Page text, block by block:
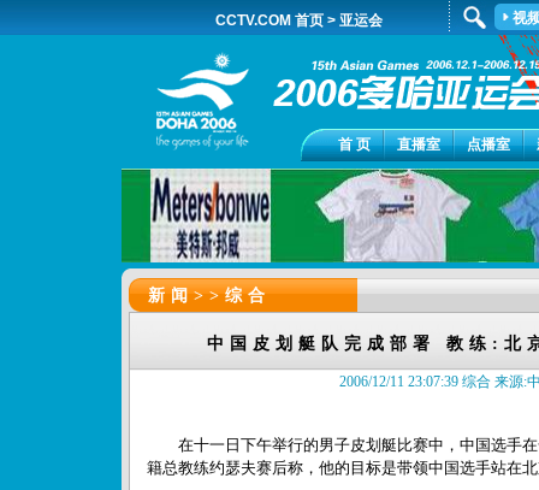
CCTV.COM 首页 > 亚运会 视
首 页 直播室 点播室
新闻>>综合
中国皮划艇队完成部署 教练:北
2006/12/11 23:07:39 综合 来源:
在十一日下午举行的男子皮划艇比赛中，中国选手在
籍总教练约瑟夫赛后称，他的目标是带领中国选手站在